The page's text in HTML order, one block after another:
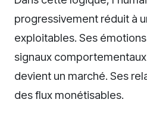
progressivement réduit à
exploitables. Ses
signaux
devient un marché. Ses
des flux monétisables.